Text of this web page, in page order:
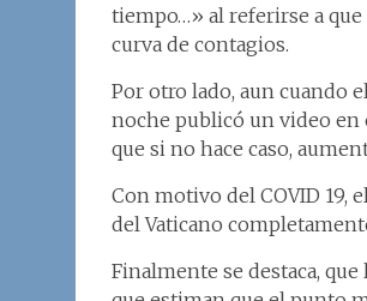
tiempo…» al referirse a que
curva de contagios.
Por otro lado, aun cuando
noche publicó un video en
que si no hace caso,
Con motivo del COVID 19,
del Vaticano
Finalmente se destaca,